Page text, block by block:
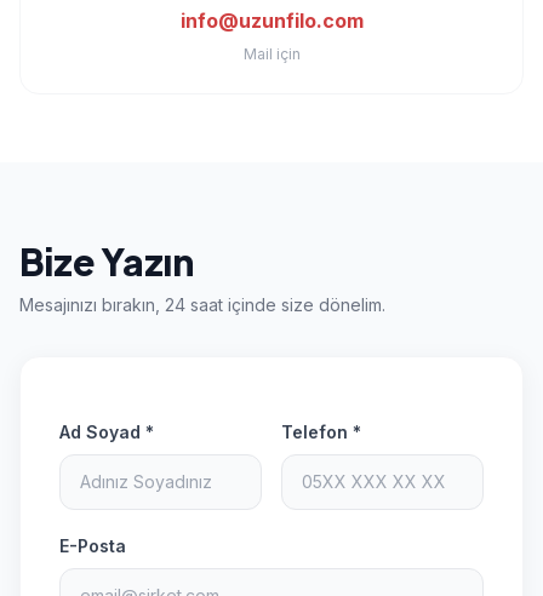
info@uzunfilo.com
Mail için
Bize Yazın
Mesajınızı bırakın, 24 saat içinde size dönelim.
Ad Soyad * Telefon *
E-Posta